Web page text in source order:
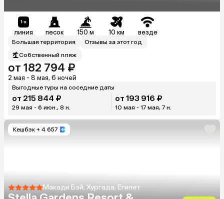
линия песок 150 м 10 км везде
Большая территория
Отзывы за этот год
Собственный пляж
от 182 794 ₽
2 мая - 8 мая, 6 ночей
Выгодные туры на соседние даты
от 215 844 ₽
29 мая - 6 июн., 8 н.
от 193 916 ₽
10 мая - 17 мая, 7 н.
Кешбэк + 4 657
Макади Бэй, Хургада, Египет